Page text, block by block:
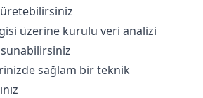
üzerine kurulu veri analizi
sağlam bir teknik